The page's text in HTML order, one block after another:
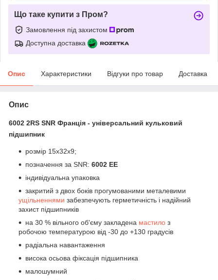
Що таке купити з Пром?
Замовлення під захистом
Доступна доставка
Опис Характеристики Відгуки про товар Доставка
Опис
6002 2RS SNR Франція - універсальний кульковий
підшипник
розмір 15x32x9;
позначення за SNR: 6002 EE
індивідуальна упаковка
закритий з двох боків прогумованими металевими
ущільненнями забезпечують герметичність і надійний
захист підшипників
на 30 % вільного об'єму закладена мастило з
робочою температурою від -30 до +130 градусів
радіальна навантаження
висока осьова фіксація підшипника
малошумний